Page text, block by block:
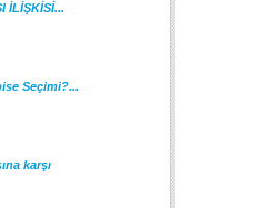
İLİŞKİSİ...
Seçimi?...
karşı